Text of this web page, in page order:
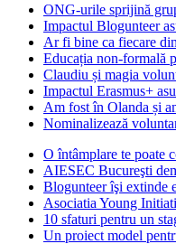
ONG-urile sprijină
Impactul Blogunteer
Ar fi bine ca fiecare
Educația non-formală
Claudiu și magia
Impactul Erasmus+
Am fost în Olanda și
Nominalizează
O întâmplare te poate
AIESEC Bucureşti
Blogunteer îşi extinde
Asociatia Young
10 sfaturi pentru un
Un proiect model